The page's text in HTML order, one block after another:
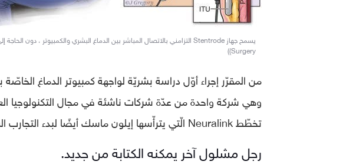
Surgery))
تخطّط Neuralink الّتي يترأّسها إيلون ماسك أيضًا لبدء التجارب البشريّة في عام 2022.
رجل مشلول آخر يمكنه الكتابة من جديد.